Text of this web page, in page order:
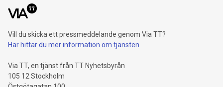
närproducerad honung och så bidrar vi till att mildra
effekterna av att bekämpningsmedel inom jordbruket slår
svenska odlade bina ut. I Tyskland var det ännu värre, där
dog 80 procent av bina. Bikuporna ska placeras på taket till
kupa, på sikt ska det
Vill du skicka ett pressmeddelande genom Via TT?
Här hittar du mer information om tjänsten
Via TT, en tjänst från TT Nyhetsbyrån
105 12 Stockholm